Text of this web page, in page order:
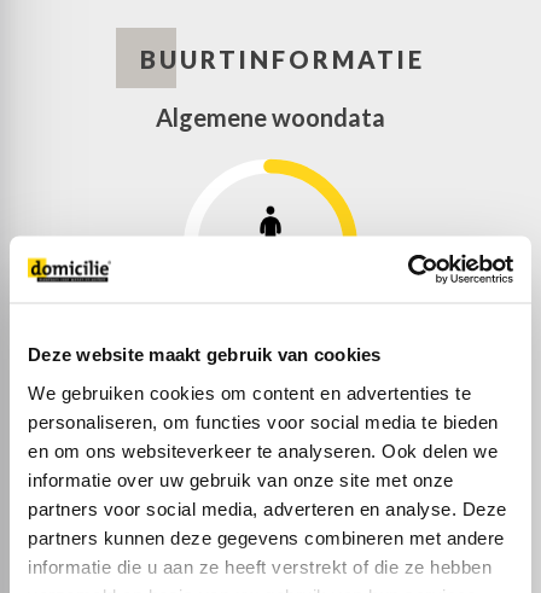
Deze website maakt gebruik van cookies
We gebruiken cookies om content en advertenties te
personaliseren, om functies voor social media te bieden
en om ons websiteverkeer te analyseren. Ook delen we
informatie over uw gebruik van onze site met onze
partners voor social media, adverteren en analyse. Deze
partners kunnen deze gegevens combineren met andere
informatie die u aan ze heeft verstrekt of die ze hebben
BUURTINFORMATIE
Algemene woondata
Eenpersoons
30%
Zonder kinderen